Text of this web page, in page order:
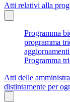
Atti relativi alla
Programma
programma
Programma
Atti delle
distintamente per